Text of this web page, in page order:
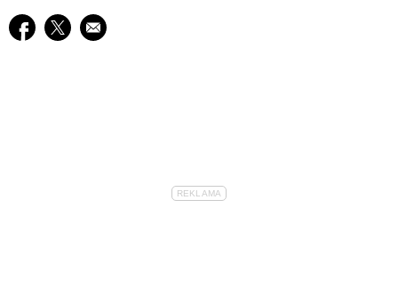
Udostępnij na facebook
Udostępnij na twitter
E-mail do przyjaciela